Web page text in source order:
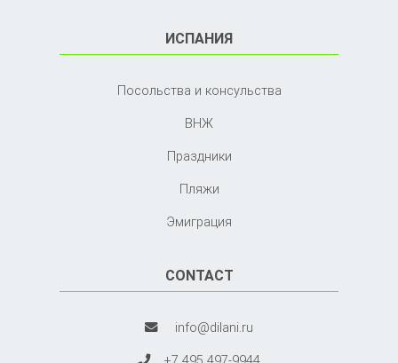
ИСПАНИЯ
Посольства и консульства
ВНЖ
Праздники
Пляжи
Эмиграция
CONTACT
info@dilani.ru